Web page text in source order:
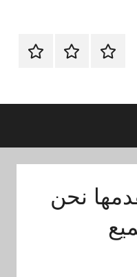
الرئيسيةماكينات اتـصـل
تناسبك
نحن